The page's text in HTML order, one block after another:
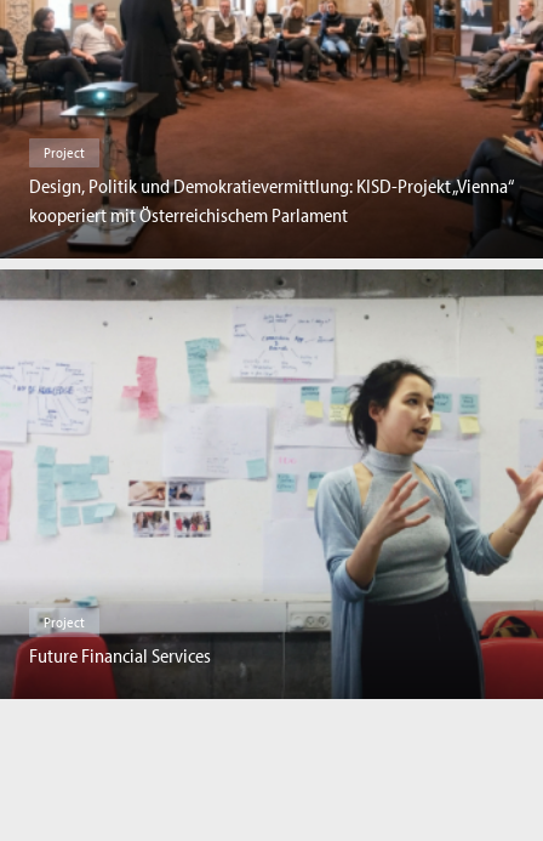
Project
Design, Politik und Demokratievermittlung: KISD-Projekt „Vienna“
kooperiert mit Österreichischem Parlament
Project
Future Financial Services